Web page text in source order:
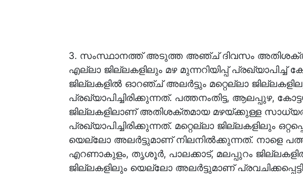
3. സംസ്ഥാനത്ത് അടുത്ത അഞ്ച് ദിവസം
എല്ലാ ജില്ലകളിലും മഴ മുന്നറിയിപ്പ്
ജില്ലകളിൽ ഓറഞ്ച് അലർട്ടും മറ്റെല്ലാ
പ്രഖ്യാപിച്ചിരിക്കുന്നത്. പത്തനംതിട്ട, ആലപ്പുഴ,
ജില്ലകളിലാണ് അതിശക്തമായ മഴയ്ക്കുള്ള
പ്രഖ്യാപിച്ചിരിക്കുന്നത്. മറ്റെല്ലാ ജില്ലകളിലും
യെല്ലോ അലർട്ടുമാണ് നിലനിൽക്കുന്നത്. നാളെ
എറണാകുളം, തൃശൂർ, പാലക്കാട്, മലപ്പുറം
ജില്ലകളിലും യെല്ലോ അലർട്ടുമാണ്